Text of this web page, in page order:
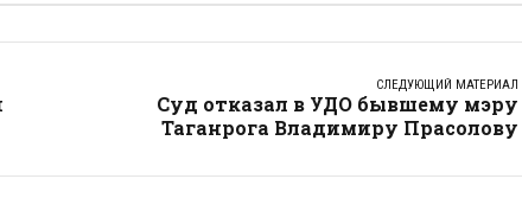
СЛЕДУЮЩИЙ МАТЕРИАЛ
Суд отказал в УДО бывшему мэру
Таганрога Владимиру Прасолову